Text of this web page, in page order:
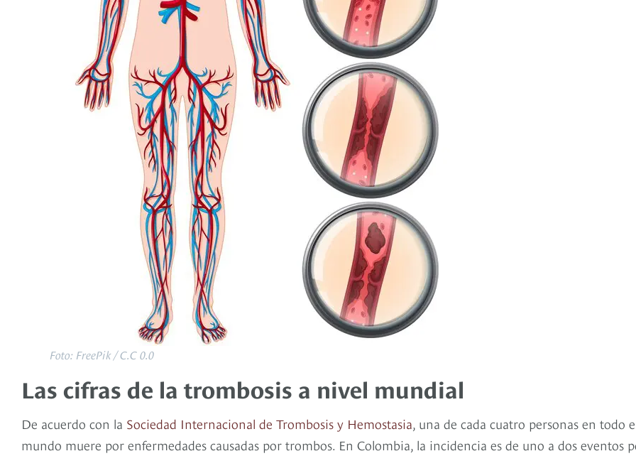
Foto: FreePik / C.C 0.0
Las cifras de la trombosis a nivel mundial
De acuerdo con la Sociedad Internacional de Trombosis y Hemostasia, una de cada cuatro personas en todo
mundo muere por enfermedades causadas por trombos. En Colombia, la incidencia es de uno a dos eventos